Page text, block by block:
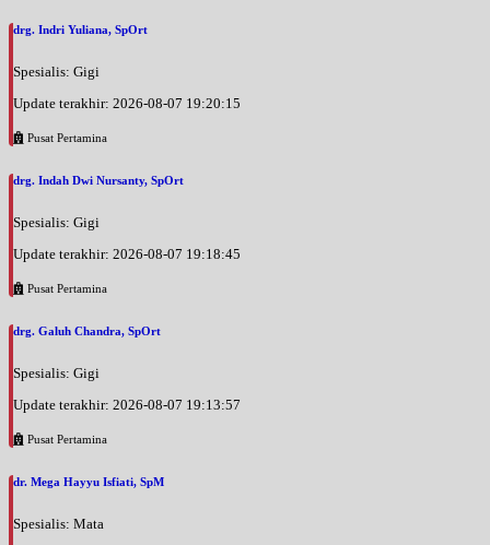
drg. Indri Yuliana, SpOrt
Spesialis: Gigi
Update terakhir: 2026-08-07 19:20:15
Pusat Pertamina
drg. Indah Dwi Nursanty, SpOrt
Spesialis: Gigi
Update terakhir: 2026-08-07 19:18:45
Pusat Pertamina
drg. Galuh Chandra, SpOrt
Spesialis: Gigi
Update terakhir: 2026-08-07 19:13:57
Pusat Pertamina
dr. Mega Hayyu Isfiati, SpM
Spesialis: Mata